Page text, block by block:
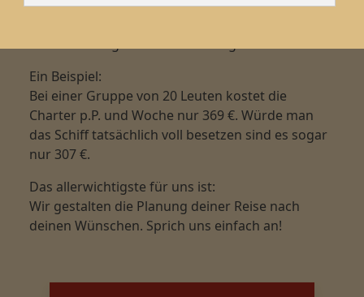
mehr Segler mitfahren, umso günstiger wird es
Übernachtungs-Gäste unterbringen.
Ein Beispiel:
Bei einer Gruppe von 20 Leuten kostet die
Charter p.P. und Woche nur 369 €. Würde man
das Schiff tatsächlich voll besetzen sind es sogar
nur 307 €.
Das allerwichtigste für uns ist:
Wir gestalten die Planung deiner Reise nach
deinen Wünschen. Sprich uns einfach an!